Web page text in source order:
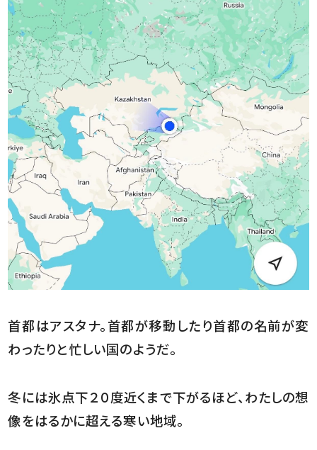
首都はアスタナ。首都が移動したり首都の名前が変
わったりと忙しい国のようだ。
冬には氷点下２０度近くまで下がるほど、わたしの想
像をはるかに超える寒い地域。